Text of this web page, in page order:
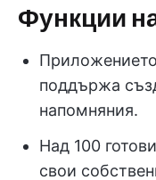
Функции
поддържа
напомняния.
Над 100
свои